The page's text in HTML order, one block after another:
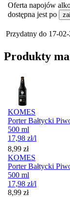
Oferta napojów
dostępna jest po
Przydatny do 17-
Produkty
KOMES
Porter Bałtycki
500 ml
17,98 zł/l
Cena
8,99 zł
KOMES
Porter Bałtycki
500 ml
17,98 zł/l
Cena
8,99 zł